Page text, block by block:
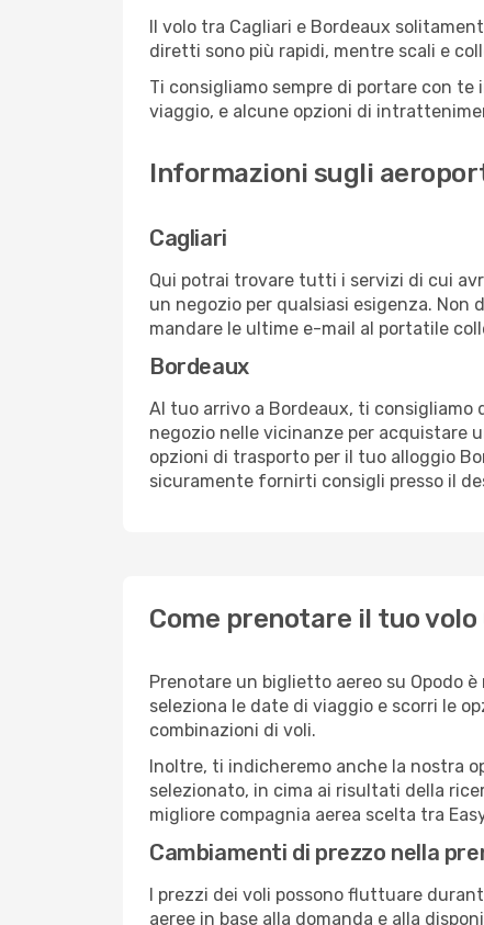
Il volo tra Cagliari e Bordeaux
diretti sono più rapidi, mentre scali e
Ti consigliamo sempre di portare con
viaggio, e alcune opzioni di
Informazioni sugli
Cagliari
Qui potrai trovare tutti i servizi di cui
un negozio per qualsiasi esigenza.
mandare le ultime e-mail al portatile
Bordeaux
Al tuo arrivo a Bordeaux, ti
negozio nelle vicinanze per acquistare
opzioni di trasporto per il tuo alloggio
sicuramente fornirti consigli presso il
Come prenotare il tuo
Prenotare un biglietto aereo su Opodo
seleziona le date di viaggio e scorri le
combinazioni di voli.
Inoltre, ti indicheremo anche la nostra
selezionato, in cima ai risultati della
migliore compagnia aerea scelta tra
Cambiamenti di prezzo nella
I prezzi dei voli possono fluttuare
aeree in base alla domanda e alla